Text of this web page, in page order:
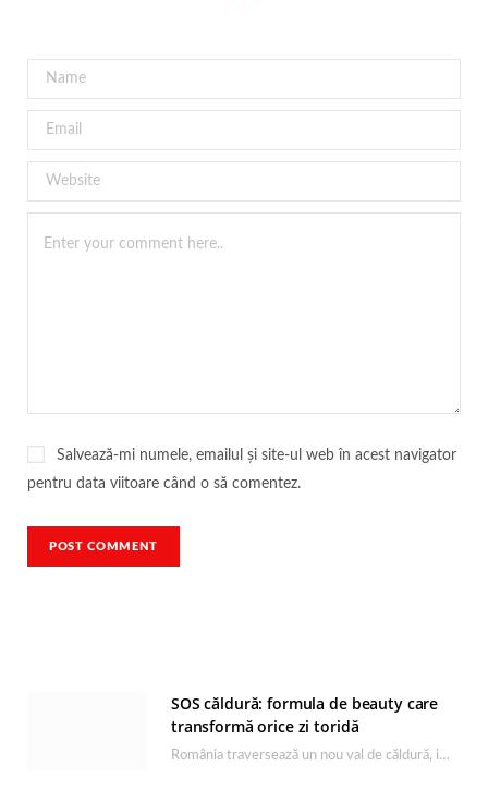
Salvează-mi numele, emailul și site-ul web în acest navigator
pentru data viitoare când o să comentez.
SOS căldură: formula de beauty care
transformă orice zi toridă
România traversează un nou val de căldură, iar rutina de îngrijire capătă un rol esențial…